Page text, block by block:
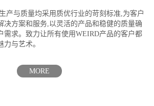
产与质量均采用质优行业的苛刻标准,为客户
决方案和服务,以灵活的产品和稳健的质量确
需求。致力让所有使用WEIRD产品的客户都
与艺术。
MORE